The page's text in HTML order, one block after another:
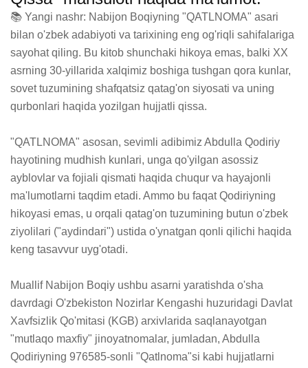
📚 Yangi nashr: Nabijon Boqiyning "QATLNOMA" asari
bilan o'zbek adabiyoti va tarixining eng og'riqli sahifalariga
sayohat qiling. Bu kitob shunchaki hikoya emas, balki XX
asrning 30-yillarida xalqimiz boshiga tushgan qora kunlar,
sovet tuzumining shafqatsiz qatag'on siyosati va uning
qurbonlari haqida yozilgan hujjatli qissa.
"QATLNOMA" asosan, sevimli adibimiz Abdulla Qodiriy
hayotining mudhish kunlari, unga qo'yilgan asossiz
ayblovlar va fojiali qismati haqida chuqur va hayajonli
ma'lumotlarni taqdim etadi. Ammo bu faqat Qodiriyning
hikoyasi emas, u orqali qatag'on tuzumining butun o'zbek
ziyolilari ("aydindari") ustida o'ynatgan qonli qilichi haqida
keng tasavvur uyg'otadi.
Muallif Nabijon Boqiy ushbu asarni yaratishda o'sha
davrdagi O'zbekiston Nozirlar Kengashi huzuridagi Davlat
Xavfsizlik Qo'mitasi (KGB) arxivlarida saqlanayotgan
"mutlaqo maxfiy" jinoyatnomalar, jumladan, Abdulla
Qodiriyning 976585-sonli "Qatlnoma"si kabi hujjatlarni